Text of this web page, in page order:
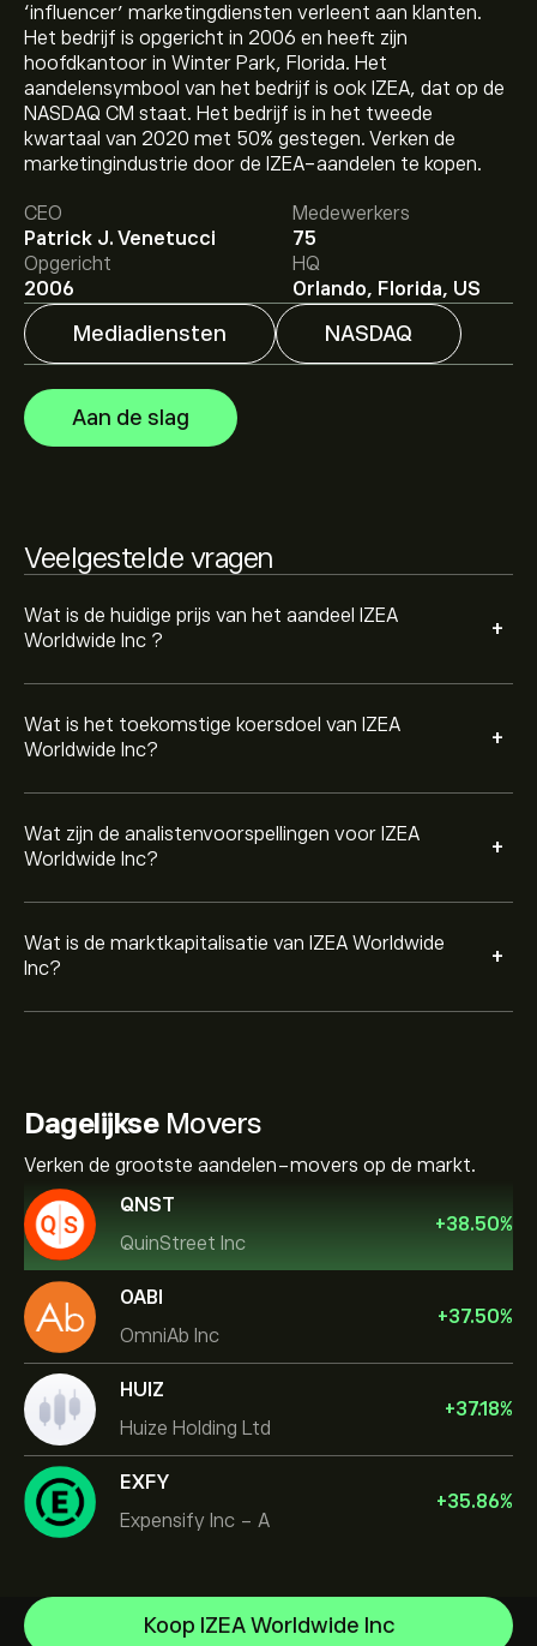
‘influencer’ marketingdiensten verleent aan klanten.
Het bedrijf is opgericht in 2006 en heeft zijn
hoofdkantoor in Winter Park, Florida. Het
aandelensymbool van het bedrijf is ook IZEA, dat op de
NASDAQ CM staat. Het bedrijf is in het tweede
kwartaal van 2020 met 50% gestegen. Verken de
marketingindustrie door de IZEA-aandelen te kopen.
CEO
Patrick J. Venetucci
Medewerkers
75
Opgericht
2006
HQ
Orlando, Florida, US
Mediadiensten NASDAQ
Aan de slag
Veelgestelde vragen
Wat is de huidige prijs van het aandeel IZEA
Worldwide Inc ?
+
De huidige koers van IZEA is 3.50‎$‎.
Wat is het toekomstige koersdoel van IZEA
Worldwide Inc?
+
Het gemiddelde koersdoel voor IZEA Worldwide Inc is
3.50‎$‎.Meld je aan
bij eToro voor gedetailleerde
analistenvoorspellingen en koersdoelen.
Wat zijn de analistenvoorspellingen voor IZEA
Worldwide Inc?
+
Analisten bieden voorspellingen voor IZEA Worldwide
Inc gebaseerd op markttrends, financiële rapporten en
verwachte groei. Bekijk de meest recente voorspelling
voor toekomstige koersbewegingen.
Wat is de marktkapitalisatie van IZEA Worldwide
Inc?
+
DagelijkseMovers
Verken de grootste aandelen-movers op de markt.
QNST
QuinStreet Inc
+38.50%
OABI
OmniAb Inc
+37.50%
HUIZ
Huize Holding Ltd
+37.18%
EXFY
Expensify Inc - A
+35.86%
Koop IZEA Worldwide Inc
Celestica Inc